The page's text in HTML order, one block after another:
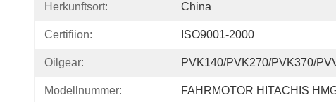
Herkunftsort: China
Certifiion: ISO9001-2000
Oilgear: PVK140/PVK270/PVK370/
Modellnummer: FAHRMOTOR HITACHIS